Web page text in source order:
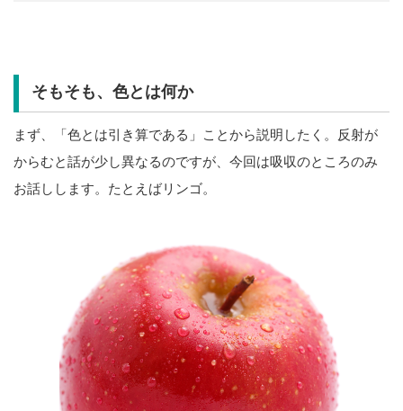
そもそも、色とは何か
まず、「色とは引き算である」ことから説明したく。反射が
からむと話が少し異なるのですが、今回は吸収のところのみ
お話しします。たとえばリンゴ。